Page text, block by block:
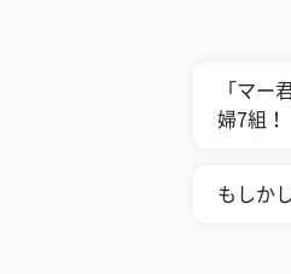
「マー
婦7組！
もしか